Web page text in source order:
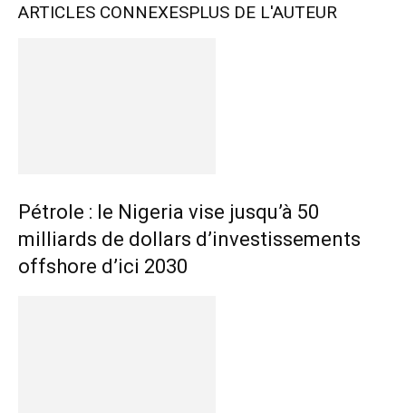
ARTICLES CONNEXESPLUS DE L'AUTEUR
Pétrole : le Nigeria vise jusqu’à 50
milliards de dollars d’investissements
offshore d’ici 2030